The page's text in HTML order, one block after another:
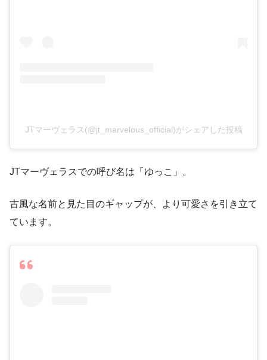
JTマーヴェラス(@jt_marvelous_official)がシェアした投稿
JTマーヴェラスでの呼び名は「ゆっこ」。
古風な名前と見た目のギャップが、より可愛さを引き立て
ています。